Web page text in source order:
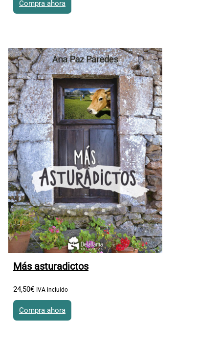
Compra ahora
Más asturadictos
24,50€ IVA incluido
Compra ahora